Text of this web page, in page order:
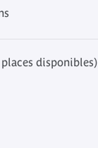
disponibles)